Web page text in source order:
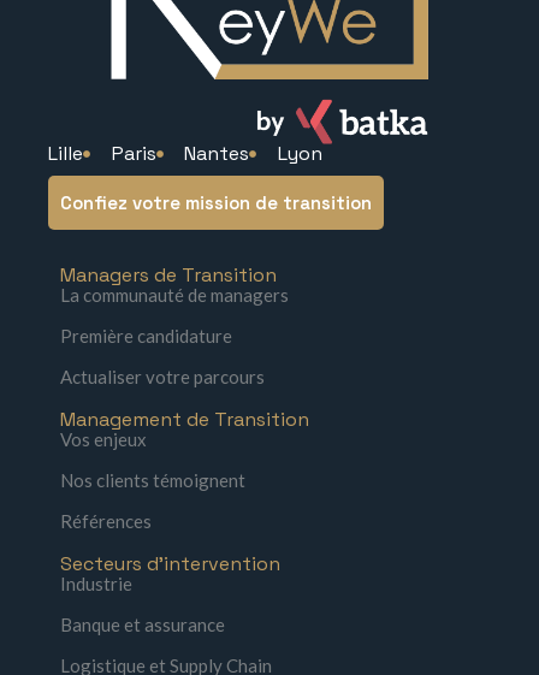
Lille Paris Nantes Lyon
Confiez votre mission de transition
Managers de Transition
La communauté de managers
Première candidature
Actualiser votre parcours
Management de Transition
Vos enjeux
Nos clients témoignent
Références
Secteurs d'intervention
Industrie
Banque et assurance
Logistique et Supply Chain